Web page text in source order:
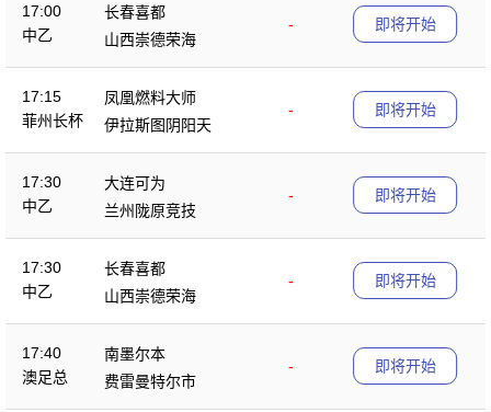
17:00
中乙
长春喜都
-
山西崇德荣海
即将开始
17:15
菲州长杯
凤凰燃料大师
-
伊拉斯图阴阳天
即将开始
17:30
中乙
大连可为
-
兰州陇原竞技
即将开始
17:30
中乙
长春喜都
-
山西崇德荣海
即将开始
17:40
澳足总
南墨尔本
-
费雷曼特尔市
即将开始